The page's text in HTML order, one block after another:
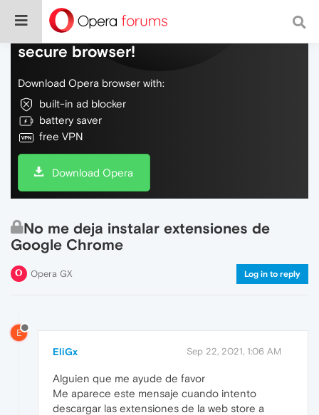
Do more on the web, with a fast and
secure browser!
Download Opera browser with:
built-in ad blocker
battery saver
free VPN
Download Opera
No me deja instalar extensiones de
Google Chrome
Opera GX Log in to reply
E
EliGx Sep 22, 2021, 1:06 AM
Alguien que me ayude de favor
Me aparece este mensaje cuando intento
descargar las extensiones de la web store a